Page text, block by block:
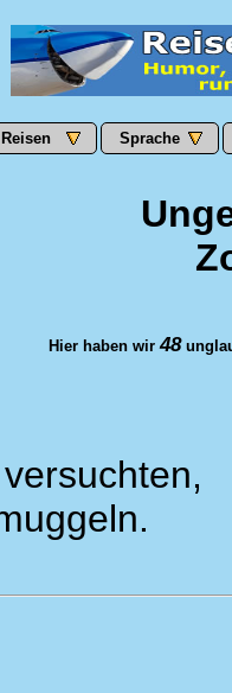
Reisen Sprache
Hier haben wir48